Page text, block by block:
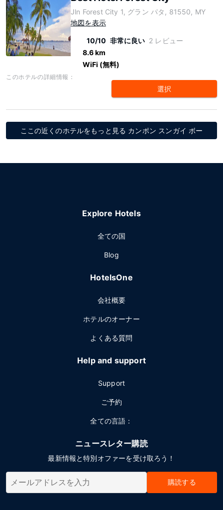
Jln Forest City 1, グラン パタ, 81550, MY
地図を表示
10/10 非常に良い 2 レビュー
8.6 km
WiFi (無料)
このホテルの詳細情報：
選択
ここの近くのホテルをもっと見る カンポン スンガイ ボー
Explore Hotels
全ての国
Blog
HotelsOne
会社概要
ホテルのオーナー
よくある質問
Help and support
Support
ご予約
全ての言語：
ニュースレター購読
最新情報と特別オファーを受け取ろう！
購読する